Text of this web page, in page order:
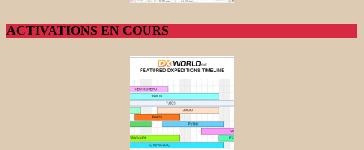
ACTIVATIONS EN COURS